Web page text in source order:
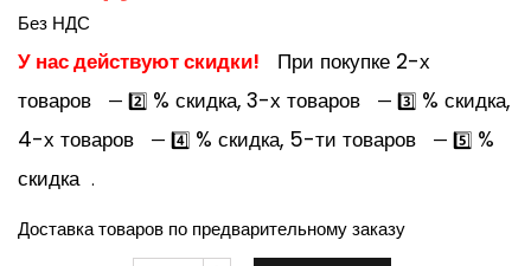
Без НДС
У нас действуют скидки!
При покупке 2-х
товаров
— 2️⃣ % скидка, 3-х товаров — 3️⃣ % скидка,
4-х товаров
— 4️⃣ % скидка, 5-ти товаров — 5️⃣ %
скидка .
Доставка товаров по предварительному заказу